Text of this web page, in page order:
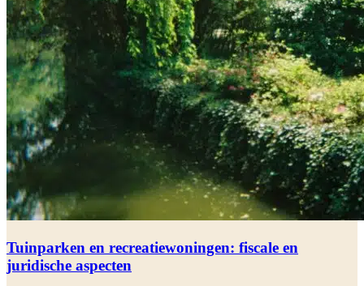
Tuinparken en recreatiewoningen: fiscale en
juridische aspecten